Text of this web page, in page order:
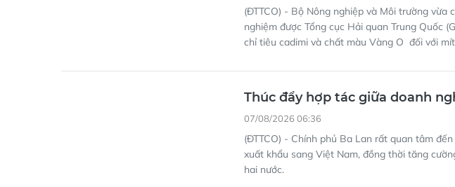
(ĐTTCO) - Bộ Nông nghiệp và Môi trường vừa
nghiệm được Tổng cục Hải quan Trung Quốc
chỉ tiêu cadimi và chất màu Vàng O đối với
Thúc đẩy hợp tác giữa doanh
07/08/2026 06:36
(ĐTTCO) - Chính phủ Ba Lan rất quan tâm
xuất khẩu sang Việt Nam, đồng thời tăng
hai nước.